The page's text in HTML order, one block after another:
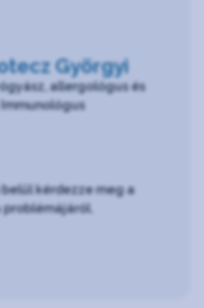
Györgyi
allergológus és
kérdezze meg a